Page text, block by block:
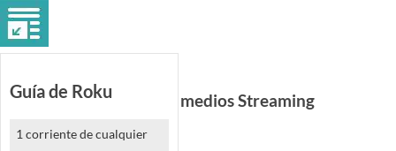
Guía de Roku
1 corriente de cualquier
Problemas de medios Streaming